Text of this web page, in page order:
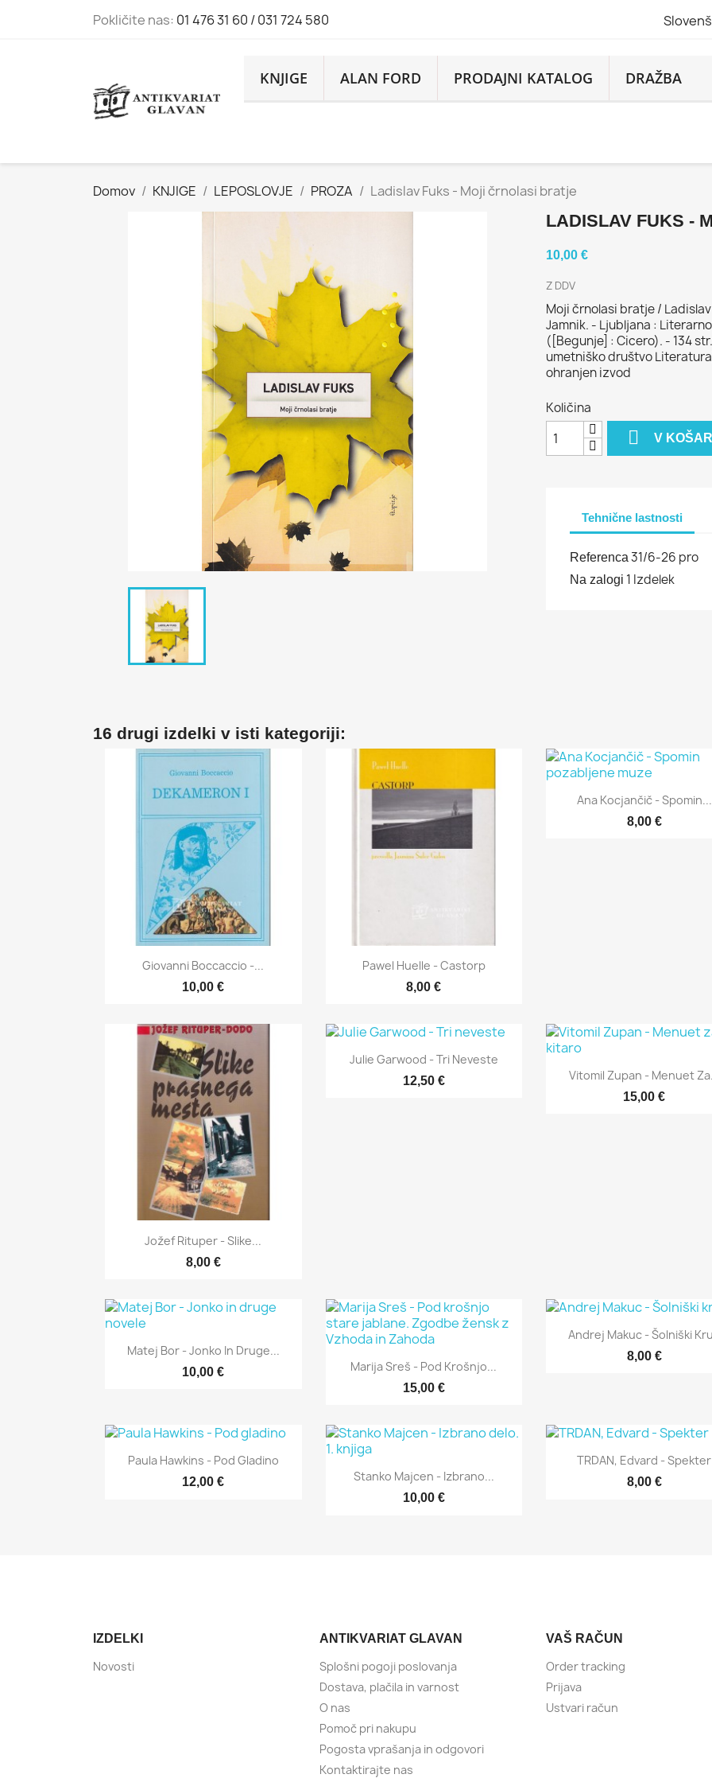
Pokličite nas: 01 476 31 60 / 031 724 580
KNJIGE ALAN FORD PRODAJNI KATALOG DRAŽBA
Domov KNJIGE LEPOSLOVJE PROZA Ladislav Fuks - Moji črnolasi bratje
LADISLAV FUKS -
10,00 €
Z DDV
Moji črnolasi bratje /
Jamnik. - Ljubljana :
([Begunje] : Cicero). - 134
umetniško društvo
ohranjen izvod
Količina
 V
Tehnične lastnosti
Referenca 31/6-26 pro
Na zalogi 1 Izdelek
16 drugi izdelki v isti kategoriji:
 Hitri ogled
Giovanni Boccaccio -...
10,00 €
 Hitri ogled
Pawel Huelle - Castorp
8,00 €
 Hitri ogled
Ana Kocjančič - Spomin...
8,00 €
 Hitri ogled
Jožef Rituper - Slike...
8,00 €
 Hitri ogled
Julie Garwood - Tri Neveste
12,50 €  Hitri ogled
Vitomil Zupan - Menuet
15,00 €
 Hitri ogled
Matej Bor - Jonko In Druge...
10,00 €  Hitri ogled
Marija Sreš - Pod Krošnjo...
15,00 €
 Hitri ogled
Andrej Makuc - Šolniški
8,00 €
 Hitri ogled
Paula Hawkins - Pod Gladino
12,00 €  Hitri ogled
Stanko Majcen - Izbrano...
10,00 €
 Hitri ogled
TRDAN, Edvard - Spekter
8,00 €
IZDELKI
Novosti
ANTIKVARIAT GLAVAN
Splošni pogoji poslovanja
Dostava, plačila in varnost
O nas
Pomoč pri nakupu
Pogosta vprašanja in odgovori
Kontaktirajte nas
VAŠ RAČUN
Order tracking
Prijava
Ustvari račun